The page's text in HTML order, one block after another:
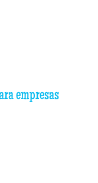
empresas